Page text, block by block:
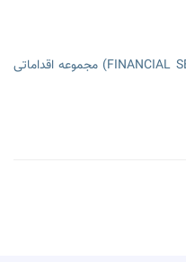
خدمات مالی (FINANCIAL SERVICES) مجموعه اقداماتی